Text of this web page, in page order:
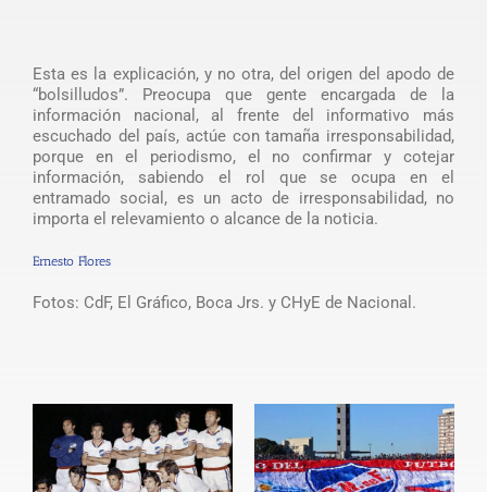
Esta es la explicación, y no otra, del origen del apodo de
“bolsilludos”. Preocupa que gente encargada de la
información nacional, al frente del informativo más
escuchado del país, actúe con tamaña irresponsabilidad,
porque en el periodismo, el no confirmar y cotejar
información, sabiendo el rol que se ocupa en el
entramado social, es un acto de irresponsabilidad, no
importa el relevamiento o alcance de la noticia.
Ernesto Flores
Fotos: CdF, El Gráfico, Boca Jrs. y CHyE de Nacional.